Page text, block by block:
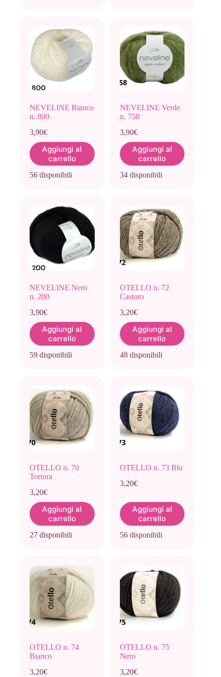
NEVELINE Bianco
n. 800
3,90€
Aggiungi al
carrello
56 disponibili
NEVELINE Verde
n. 758
3,90€
Aggiungi al
carrello
34 disponibili
NEVELINE Nero
n. 200
3,90€
Aggiungi al
carrello
59 disponibili
OTELLO n. 72
Castoro
3,20€
Aggiungi al
carrello
48 disponibili
OTELLO n. 70
Tortora
3,20€
Aggiungi al
carrello
27 disponibili
OTELLO n. 73 Blu
3,20€
Aggiungi al
carrello
56 disponibili
OTELLO n. 74
Bianco
3,20€
OTELLO n. 75
Nero
3,20€